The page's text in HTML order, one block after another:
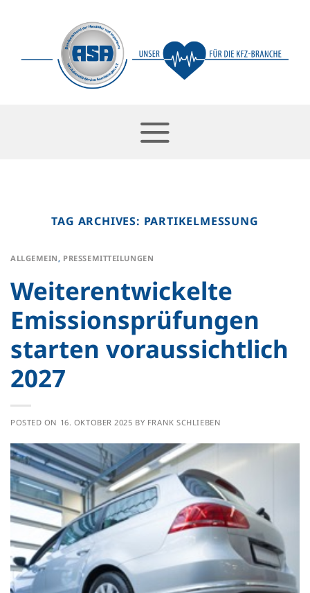
TAG ARCHIVES: PARTIKELMESSUNG
ALLGEMEIN, PRESSEMITTEILUNGEN
Weiterentwickelte
Emissionsprüfungen
starten voraussichtlich
2027
POSTED ON 16. OKTOBER 2025 BY FRANK SCHLIEBEN